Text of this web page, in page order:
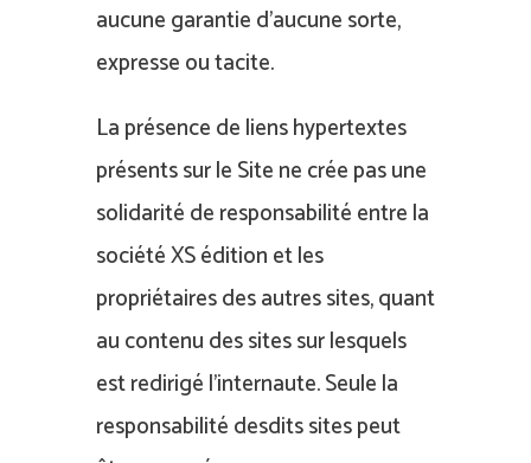
aucune garantie d’aucune sorte,
expresse ou tacite.
La présence de liens hypertextes
présents sur le Site ne crée pas une
solidarité de responsabilité entre la
société XS édition et les
propriétaires des autres sites, quant
au contenu des sites sur lesquels
est redirigé l’internaute. Seule la
responsabilité desdits sites peut